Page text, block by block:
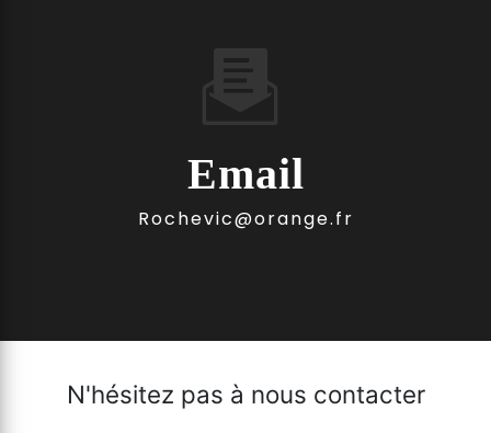
Email
rochevic@orange.fr
N'hésitez pas à nous contacter